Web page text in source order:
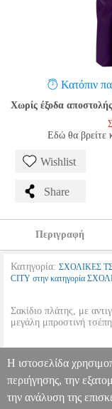
Κατόπιν
Χωρίς έξοδα
Εδώ θα βρείτε
Wishlist
Share
Περιγραφή
Κατηγορία: ΣΧΟΛΙΚΕΣ
CITY στην κατηγορία
Σακίδιο πλάτης, με
μεγάλη μπροστινή
• Χωρητικότητα:24 Lt.
•Χρώμα:Μώβ.
ΣΑΚΙΔΙΟ CITY-THE
Η ιστοσελίδα
περιήγησης, την
την ανάλυση της